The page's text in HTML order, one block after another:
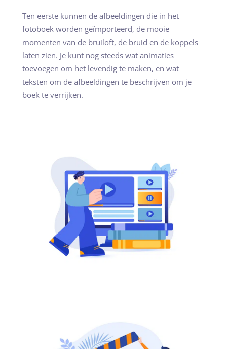
Ten eerste kunnen de afbeeldingen die in het
fotoboek worden geïmporteerd, de mooie
momenten van de bruiloft, de bruid en de koppels
laten zien. Je kunt nog steeds wat animaties
toevoegen om het levendig te maken, en wat
teksten om de afbeeldingen te beschrijven om je
boek te verrijken.